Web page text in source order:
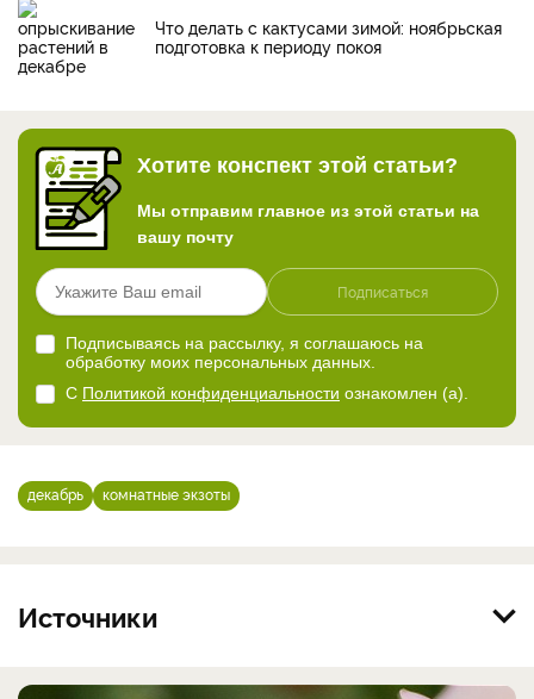
Что делать с кактусами зимой: ноябрьская
подготовка к периоду покоя
Хотите конспект этой статьи?
Мы отправим главное из этой статьи на
вашу почту
Подписаться
Подписываясь на рассылку, я соглашаюсь на
обработку моих персональных данных.
С Политикой конфиденциальности ознакомлен (а).
декабрь комнатные экзоты
Источники